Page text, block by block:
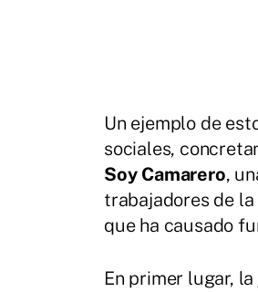
Un ejemplo de
sociales,
Soy Camarero,
trabajadores de
que ha causado
En primer lugar,